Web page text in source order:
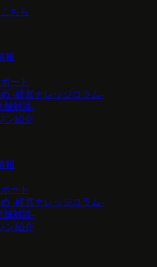
ちら
報
ート
-経営ナレッジコラム-
舗対談-
ン紹介
報
ート
-経営ナレッジコラム-
舗対談-
ン紹介